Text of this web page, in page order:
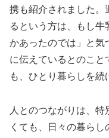
携も紹介されました。
るという方は、もし
かあったのでは」と気
に伝えているとのこと
も、ひとり暮らしを続
人とのつながりは、
くても、日々の暮ら